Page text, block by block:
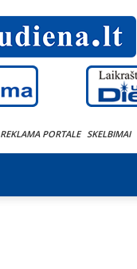
REKLAMA PORTALE SKELBIMAI